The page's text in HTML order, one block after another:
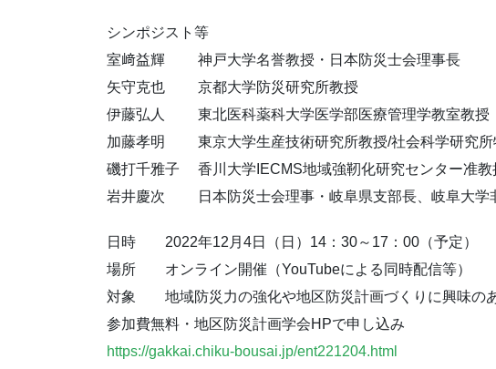
シンポジスト等
室﨑益輝 神戸大学名誉教授・日本防災士会理事長
矢守克也 京都大学防災研究所教授
伊藤弘人 東北医科薬科大学医学部医療管理学教室教授
加藤孝明 東京大学生産技術研究所教授/社会科学研究所
磯打千雅子 香川大学IECMS地域強靭化研究センター准教
岩井慶次 日本防災士会理事・岐阜県支部長、岐阜大
日時 2022年12月4日（日）14：30～17：00（予定）
場所 オンライン開催（YouTubeによる同時配信等）
対象 地域防災力の強化や地区防災計画づくりに興味の
参加費無料・地区防災計画学会HPで申し込み
https://gakkai.chiku-bousai.jp/ent221204.html